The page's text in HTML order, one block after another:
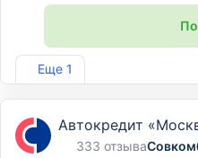
Еще 1
Лиц. №254
Автокредит
333 отзыва